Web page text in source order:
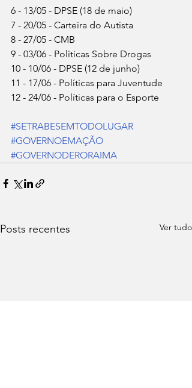
6 - 13/05 - DPSE (18 de maio)
7 - 20/05 - Carteira do Autista
8 - 27/05 - CMB
9 - 03/06 - Politicas Sobre Drogas
10 - 10/06 - DPSE (12 de junho)
11 - 17/06 - Políticas para Juventude
12 - 24/06 - Políticas para o Esporte
#SETRABESEMTODOLUGAR
#GOVERNOEMAÇÃO
#GOVERNODERORAIMA
Posts recentes Ver tudo